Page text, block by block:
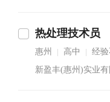
热处理技术员
惠州 高中 经验
新盈丰(惠州)实业有